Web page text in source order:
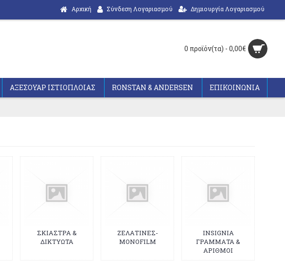
Αρχική Σύνδεση Λογαριασμού Δημιουργία Λογαριασμού
0 προϊόν(τα) - 0,00€
ΑΞΕΣΟΥΑΡ ΙΣΤΙΟΠΛΟΙΑΣ RONSTAN & ANDERSEN ΕΠΙΚΟΙΝΩΝΙΑ
ΣΚΙΑΣΤΡΑ &
ΔΙΚΤΥΩΤΑ
ΖΕΛΑΤΙΝΕΣ-
MONOFILM
INSIGNIA
ΓΡΑΜΜΑΤΑ &
ΑΡΙΘΜΟΙ